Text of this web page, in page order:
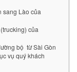
sang Lào của
của
bộ từ Sài Gòn
vụ quý khách